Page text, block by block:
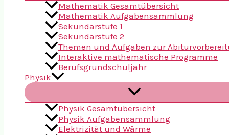
Mathematik Gesamtübersicht
Mathematik Aufgabensammlung
Sekundarstufe 1
Sekundarstufe 2
Themen und Aufgaben zur
Interaktive mathematische Programme
Berufsgrundschuljahr
Physik
Physik Gesamtübersicht
Physik Aufgabensammlung
Elektrizität und Wärme